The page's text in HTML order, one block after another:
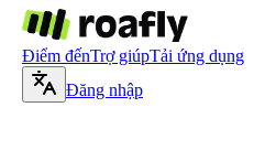
Điểm đếnTrợ giúpTải ứng dụng
Đăng nhập